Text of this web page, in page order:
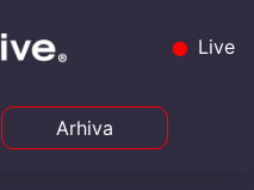
Live
Arhiva